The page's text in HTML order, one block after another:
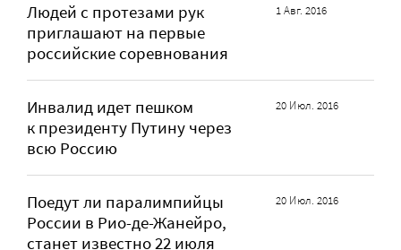
Людей с протезами рук
приглашают на первые
российские соревнования
1 Авг. 2016
Инвалид идет пешком
к президенту Путину через
всю Россию
20 Июл. 2016
Поедут ли паралимпийцы
России в Рио-де-Жанейро,
станет известно 22 июля
20 Июл. 2016